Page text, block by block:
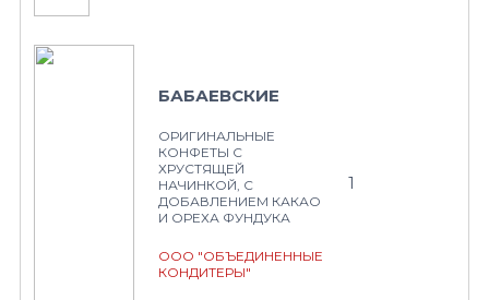
БАБАЕВСКИЕ
ОРИГИНАЛЬНЫЕ
КОНФЕТЫ С
ХРУСТЯЩЕЙ
НАЧИНКОЙ, С
ДОБАВЛЕНИЕМ КАКАО
И ОРЕХА ФУНДУКА
ООО "ОБЪЕДИНЕННЫЕ
КОНДИТЕРЫ"
1